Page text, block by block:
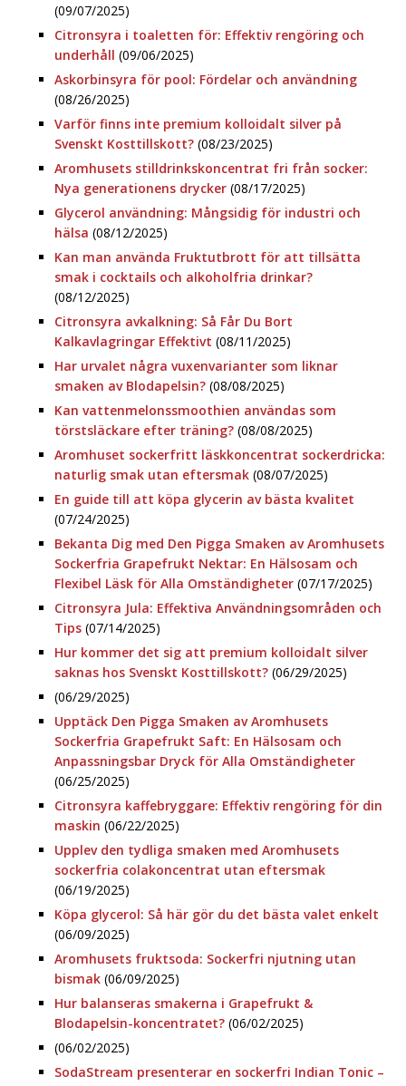
(09/07/2025)
Citronsyra i toaletten för: Effektiv rengöring och
underhåll (09/06/2025)
Askorbinsyra för pool: Fördelar och användning
(08/26/2025)
Varför finns inte premium kolloidalt silver på
Svenskt Kosttillskott? (08/23/2025)
Aromhusets stilldrinkskoncentrat fri från socker:
Nya generationens drycker (08/17/2025)
Glycerol användning: Mångsidig för industri och
hälsa (08/12/2025)
Kan man använda Fruktutbrott för att tillsätta
smak i cocktails och alkoholfria drinkar?
(08/12/2025)
Citronsyra avkalkning: Så Får Du Bort
Kalkavlagringar Effektivt (08/11/2025)
Har urvalet några vuxenvarianter som liknar
smaken av Blodapelsin? (08/08/2025)
Kan vattenmelonssmoothien användas som
törstsläckare efter träning? (08/08/2025)
Aromhuset sockerfritt läskkoncentrat sockerdricka:
naturlig smak utan eftersmak (08/07/2025)
En guide till att köpa glycerin av bästa kvalitet
(07/24/2025)
Bekanta Dig med Den Pigga Smaken av Aromhusets
Sockerfria Grapefrukt Nektar: En Hälsosam och
Flexibel Läsk för Alla Omständigheter (07/17/2025)
Citronsyra Jula: Effektiva Användningsområden och
Tips (07/14/2025)
Hur kommer det sig att premium kolloidalt silver
saknas hos Svenskt Kosttillskott? (06/29/2025)
(06/29/2025)
Upptäck Den Pigga Smaken av Aromhusets
Sockerfria Grapefrukt Saft: En Hälsosam och
Anpassningsbar Dryck för Alla Omständigheter
(06/25/2025)
Citronsyra kaffebryggare: Effektiv rengöring för din
maskin (06/22/2025)
Upplev den tydliga smaken med Aromhusets
sockerfria colakoncentrat utan eftersmak
(06/19/2025)
Köpa glycerol: Så här gör du det bästa valet enkelt
(06/09/2025)
Aromhusets fruktsoda: Sockerfri njutning utan
bismak (06/09/2025)
Hur balanseras smakerna i Grapefrukt &
Blodapelsin-koncentratet? (06/02/2025)
(06/02/2025)
SodaStream presenterar en sockerfri Indian Tonic –